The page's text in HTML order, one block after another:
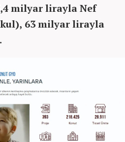
milyar lirayla Nef
63 milyar lirayla